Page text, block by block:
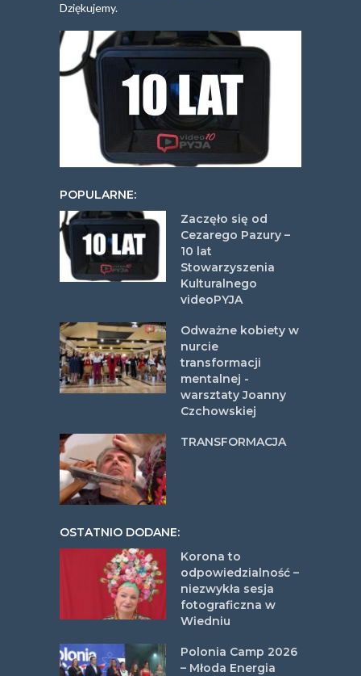
Dziękujemy.
POPULARNE:
Zaczęło się od
Cezarego Pazury –
10 lat
Stowarzyszenia
Kulturalnego
videoPYJA
Odważne kobiety w
nurcie
transformacji
mentalnej -
warsztaty Joanny
Czchowskiej
TRANSFORMACJA
OSTATNIO DODANE:
Korona to
odpowiedzialność –
niezwykła sesja
fotograficzna w
Wiedniu
Polonia Camp 2026
– Młoda Energia